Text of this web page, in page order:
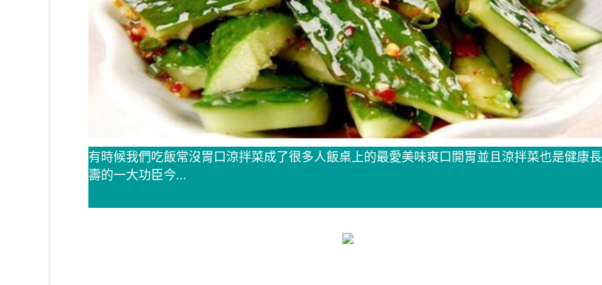
有時候我們吃飯常沒胃口涼拌菜成了很多人飯桌上的最愛美味爽口開胃並且涼拌菜也是健康長
壽的一大功臣今...